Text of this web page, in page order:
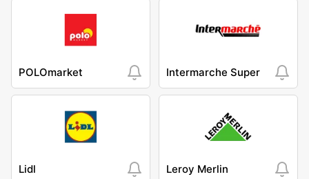
POLOmarket Intermarche Super
Lidl Leroy Merlin